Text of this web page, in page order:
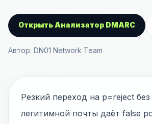
Открыть Анализатор DMARC
Автор: DN01 Network Team
Резкий переход на p=reject без
легитимной почты даёт false